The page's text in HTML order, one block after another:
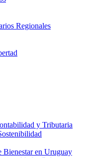
Regionales
y Tributaria
en Uruguay